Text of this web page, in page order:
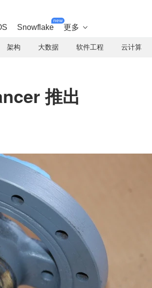
Snowflake
new
更多 
架构 大数据 软件工程 云计算
推出